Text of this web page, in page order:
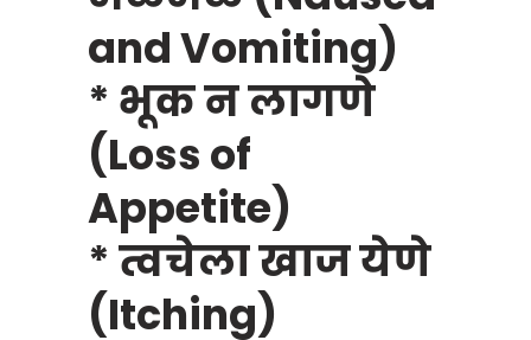
and Vomiting)
* भूक न लागणे
(Loss of
Appetite)
* त्वचेला खाज येणे
(Itching)